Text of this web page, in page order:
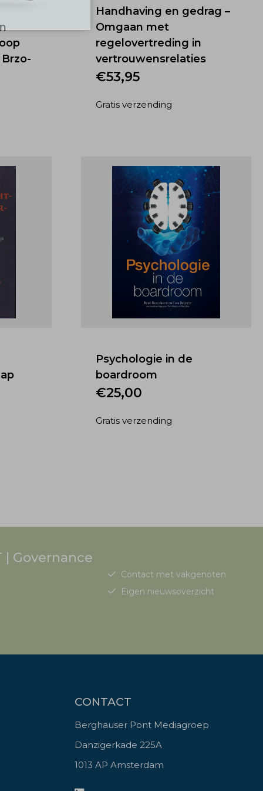
Handhaving en gedrag –
Omgaan met
regelovertreding in
vertrouwensrelaties
€53,95
Gratis verzending
Psychologie in de
boardroom
€25,00
Gratis verzending
| Governance
Contact met vakgenoten
Eigen nieuwsoverzicht
CONTACT
Berghauser Pont Mediagroep
Danzigerkade 225A
1013 AP Amsterdam